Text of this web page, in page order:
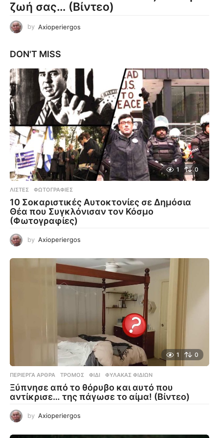
ζωή σας… (Βίντεο)
by Axioperiergos
DON'T MISS
1 0
ΛΊΣΤΕΣ ,ΦΩΤΟΓΡΑΦΊΕΣ
10 Σοκαριστικές Αυτοκτονίες σε Δημόσια
Θέα που Συγκλόνισαν τον Κόσμο
(Φωτογραφίες)
by Axioperiergos
1 0
ΠΕΡΊΕΡΓΑ ΆΡΘΡΑ ΤΡΌΜΟΣ ,ΦΊΔΙ ,ΦΎΛΑΚΑΣ ΦΙΔΙΏΝ
Ξύπνησε από το θόρυβο και αυτό που
αντίκρισε… της πάγωσε το αίμα! (Βίντεο)
by Axioperiergos